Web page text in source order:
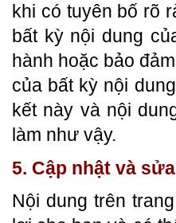
khi có tuyên bố rõ
bất kỳ nội dung
hành hoặc bảo
của bất kỳ nội
kết này và nội
làm như vậy.
5. Cập nhật và
Nội dung trên